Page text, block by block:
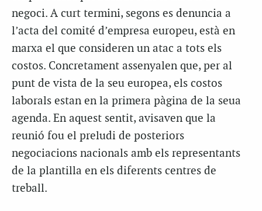
negoci. A curt termini, segons es denuncia a
l’acta del comité d’empresa europeu, està en
marxa el que consideren un atac a tots els
costos. Concretament assenyalen que, per al
punt de vista de la seu europea, els costos
laborals estan en la primera pàgina de la seua
agenda. En aquest sentit, avisaven que la
reunió fou el preludi de posteriors
negociacions nacionals amb els representants
de la plantilla en els diferents centres de
treball.